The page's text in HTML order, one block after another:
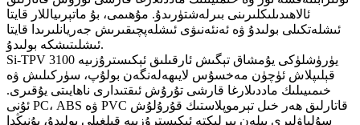
ئالاھىدىلىكلىرىنى بىرلەشتۈرىدۇ. مۇھىمى، بۇ ماتېرىياللار قايتا
ئىشلەتكىلى بولىدۇ ۋە ئەنئەنىۋى ئىشلەپچىقىرىش جەريانلىرىدا قايتا
ئىشلىتىشكە بولىدۇ.
Si-TPV 3100 يۈرۈشلۈكى يۇمشاق تېگىش ئارقىلىق ئېكىسترۇزىيە
قېلىپلاش ئۈچۈن مەخسۇس لايىھەلەنگەن بولۇپ، سۈركىلىش ۋە
خىمىيىلىك ماددىلارغا قارشى تۇرۇش ئىقتىدارى ناھايىتى يۇقىرى.
ئۇنى PC، ABS ۋە PVC قاتارلىق ھەر خىل تېرموپلاستىك قۇرۇلۇش
سۇلياۋلىرى بىلەن بىرلىكتە ئېكىسترۇزىيە قىلغىلى بولىدۇ، بۇنىڭدا